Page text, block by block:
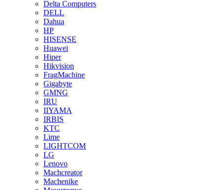
Delta Computers
DELL
Dahua
HP
HISENSE
Huawei
Hiper
Hikvision
FragMachine
Gigabyte
GMNG
IRU
IIYAMA
IRBIS
KTC
Lime
LIGHTCOM
LG
Lenovo
Machcreator
Machenike